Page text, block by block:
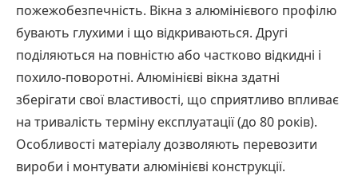
пожежобезпечність. Вікна з алюмінієвого профілю
бувають глухими і що відкриваються. Другі
поділяються на повністю або частково відкидні і
похило-поворотні. Алюмінієві вікна здатні
зберігати свої властивості, що сприятливо впливає
на тривалість терміну експлуатації (до 80 років).
Особливості матеріалу дозволяють перевозити
вироби і монтувати алюмінієві конструкції.